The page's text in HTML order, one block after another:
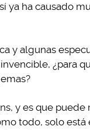
ya ha causado
y algunas
¿para
y es que
todo, solo